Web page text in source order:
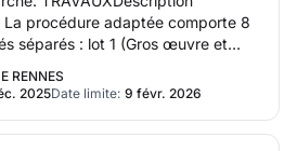
procédure adaptée comporte 8
séparés : lot 1 (Gros œuvre et
intérieures)…
RENNES
2025Date limite: 9 févr. 2026